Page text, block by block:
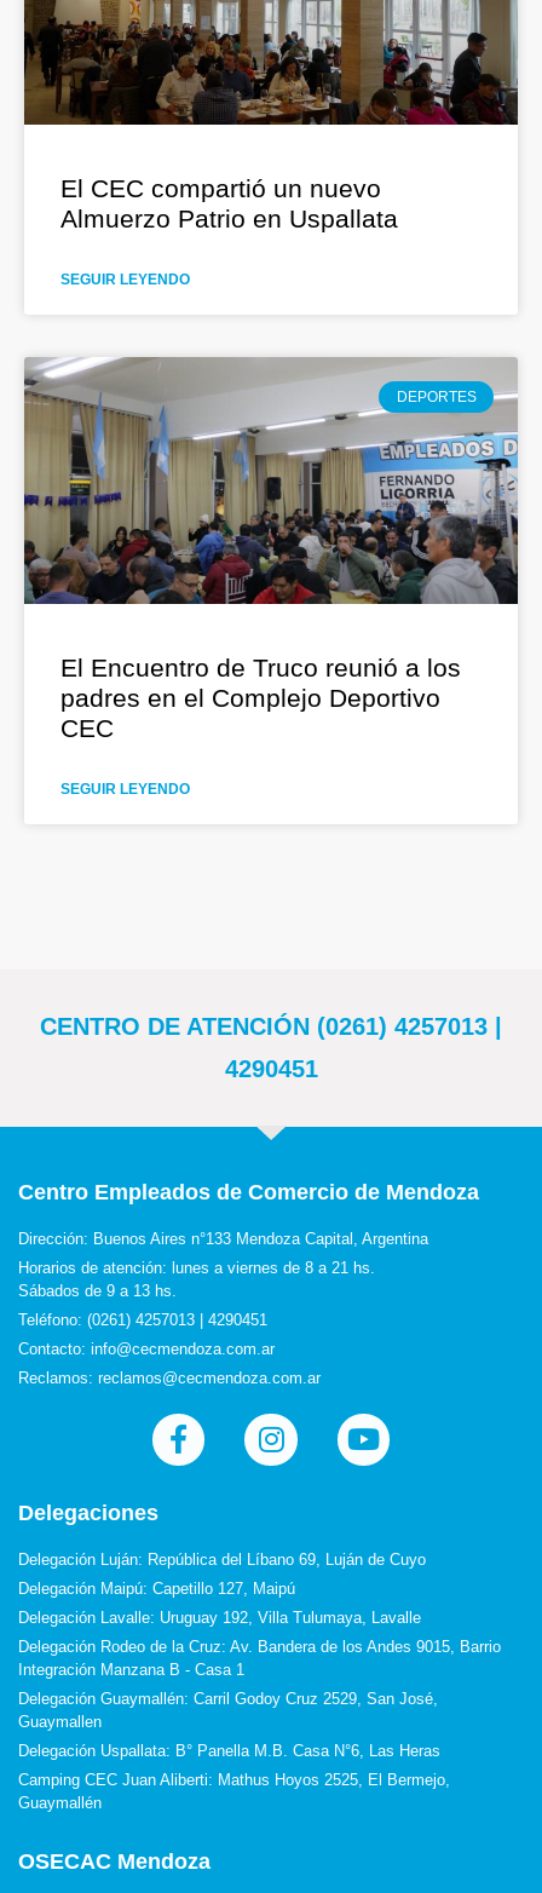
El CEC compartió un nuevo
Almuerzo Patrio en Uspallata
SEGUIR LEYENDO
DEPORTES
El Encuentro de Truco reunió a los
padres en el Complejo Deportivo
CEC
SEGUIR LEYENDO
CENTRO DE ATENCIÓN (0261) 4257013 |
4290451
Centro Empleados de Comercio de Mendoza
Dirección: Buenos Aires n°133 Mendoza Capital, Argentina
Horarios de atención: lunes a viernes de 8 a 21 hs.
Sábados de 9 a 13 hs.
Teléfono: (0261) 4257013 | 4290451
Contacto: info@cecmendoza.com.ar
Reclamos: reclamos@cecmendoza.com.ar
Delegaciones
Delegación Luján: República del Líbano 69, Luján de Cuyo
Delegación Maipú: Capetillo 127, Maipú
Delegación Lavalle: Uruguay 192, Villa Tulumaya, Lavalle
Delegación Rodeo de la Cruz: Av. Bandera de los Andes 9015, Barrio
Integración Manzana B - Casa 1
Delegación Guaymallén: Carril Godoy Cruz 2529, San José,
Guaymallen
Delegación Uspallata: B° Panella M.B. Casa N°6, Las Heras
Camping CEC Juan Aliberti: Mathus Hoyos 2525, El Bermejo,
Guaymallén
OSECAC Mendoza